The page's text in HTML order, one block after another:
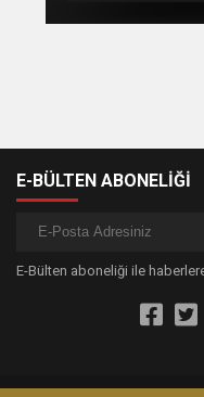
E-BÜLTEN ABONELİĞİ
E-Bülten aboneliği ile